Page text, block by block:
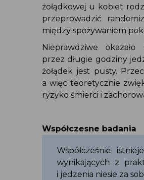
żołądkowej u kobiet
przeprowadzić
między spożywaniem
Nieprawdziwe
przez długie godziny
żołądek jest pusty.
a więc teoretycznie
ryzyko śmierci i
Współczesne badania
Współcześnie
wynikających z
i jedzenia niesie za